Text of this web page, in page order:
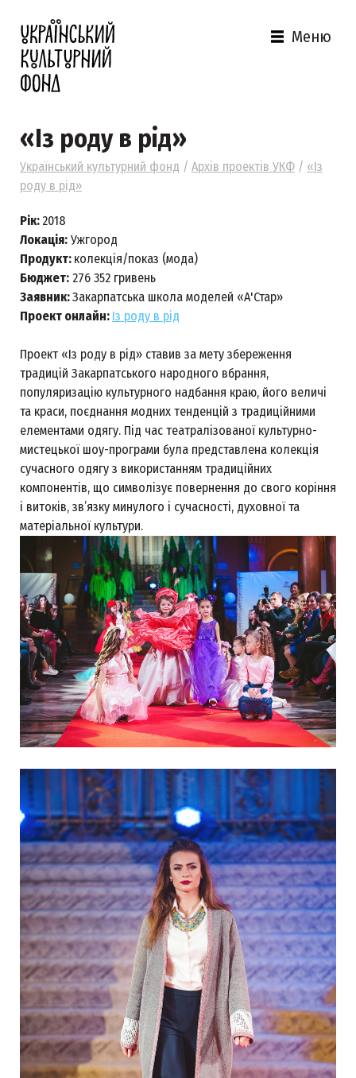
Меню
«Із роду в рід»
Український культурний фонд / Архів проектів УКФ / «Із
роду в рід»
Рік: 2018
Локація: Ужгород
Продукт: колекція/показ (мода)
Бюджет: 276 352 гривень
Заявник:Закарпатська школа моделей «А'Стар»
Проект онлайн: Із роду в рід
Проект «Із роду в рід» ставив за мету збереження
традицій Закарпатського народного вбрання,
популяризацію культурного надбання краю, його величі
та краси, поєднання модних тенденцій з традиційними
елементами одягу. Під час театралізованої культурно-
мистецької шоу-програми була представлена колекція
сучасного одягу з використанням традиційних
компонентів, що символізує повернення до свого коріння
і витоків, зв’язку минулого і сучасності, духовної та
матеріальної культури.